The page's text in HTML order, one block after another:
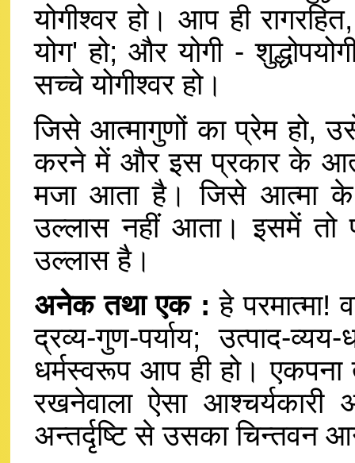
योगीश्वर हो। आप ही
योग' हो; और योगी -
सच्चे योगीश्वर हो।
जिसे आत्मागुणों का प्रेम हो,
करने में और इस प्रकार के
मजा आता है। जिसे आत्मा के
उल्लास नहीं आता। इसमें तो
उल्लास है।
अनेक तथा एक : हे
द्रव्य-गुण-पर्याय; उत्पाद-
धर्मस्वरूप आप ही हो।
रखनेवाला ऐसा
अन्तर्दृष्टि से उसका चिन्तवन